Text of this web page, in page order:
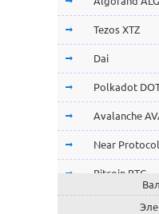
Tezos XTZ
Dai
Polkadot
Avalanche
Near
Bitcoin BTC
Terra LUNA